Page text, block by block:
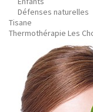
Défenses naturelles
Tisane
Thermothérapie Les